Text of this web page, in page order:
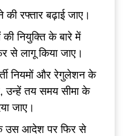
रफ्तार बढ़ाई जाए।
की नियुक्ति के बारे में
से लागू किया जाए।
नियमों और रेगुलेशन के
उन्हें तय समय सीमा के
जाए।
उस आदेश पर फिर से